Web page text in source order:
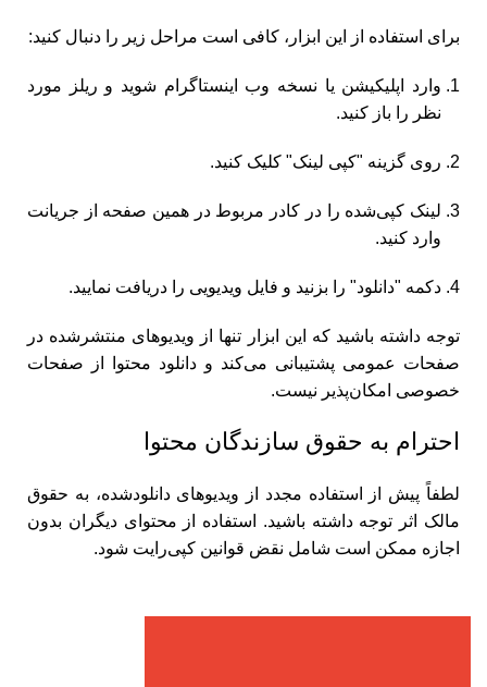
برای استفاده از این ابزار، کافی است مراحل زیر را دنبال کنید:
وارد اپلیکیشن یا نسخه وب اینستاگرام شوید و ریلز مورد
نظر را باز کنید.
روی گزینه "کپی لینک" کلیک کنید.
لینک کپی‌شده را در کادر مربوط در همین صفحه از جریانت
وارد کنید.
دکمه "دانلود" را بزنید و فایل ویدیویی را دریافت نمایید.
توجه داشته باشید که این ابزار تنها از ویدیوهای منتشرشده در
صفحات عمومی پشتیبانی می‌کند و دانلود محتوا از صفحات
خصوصی امکان‌پذیر نیست.
احترام به حقوق سازندگان محتوا
لطفاً پیش از استفاده مجدد از ویدیوهای دانلودشده، به حقوق
مالک اثر توجه داشته باشید. استفاده از محتوای دیگران بدون
اجازه ممکن است شامل نقض قوانین کپی‌رایت شود.